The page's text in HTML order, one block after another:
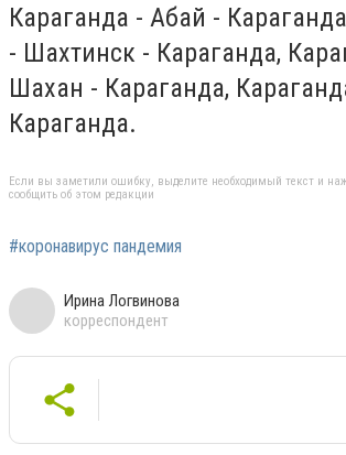
Караганда - Абай -
- Шахтинск - Караганда,
Шахан - Караганда,
Караганда.
Если вы заметили ошибку, выделите необходимый текст и
сообщить об этом редакции
#коронавирус пандемия
Ирина Логвинова
корреспондент